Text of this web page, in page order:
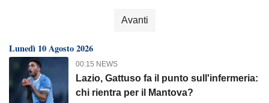
Avanti
Lunedì 10 Agosto 2026
00:15 NEWS
Lazio, Gattuso fa il punto sull'infermeria:
chi rientra per il Mantova?